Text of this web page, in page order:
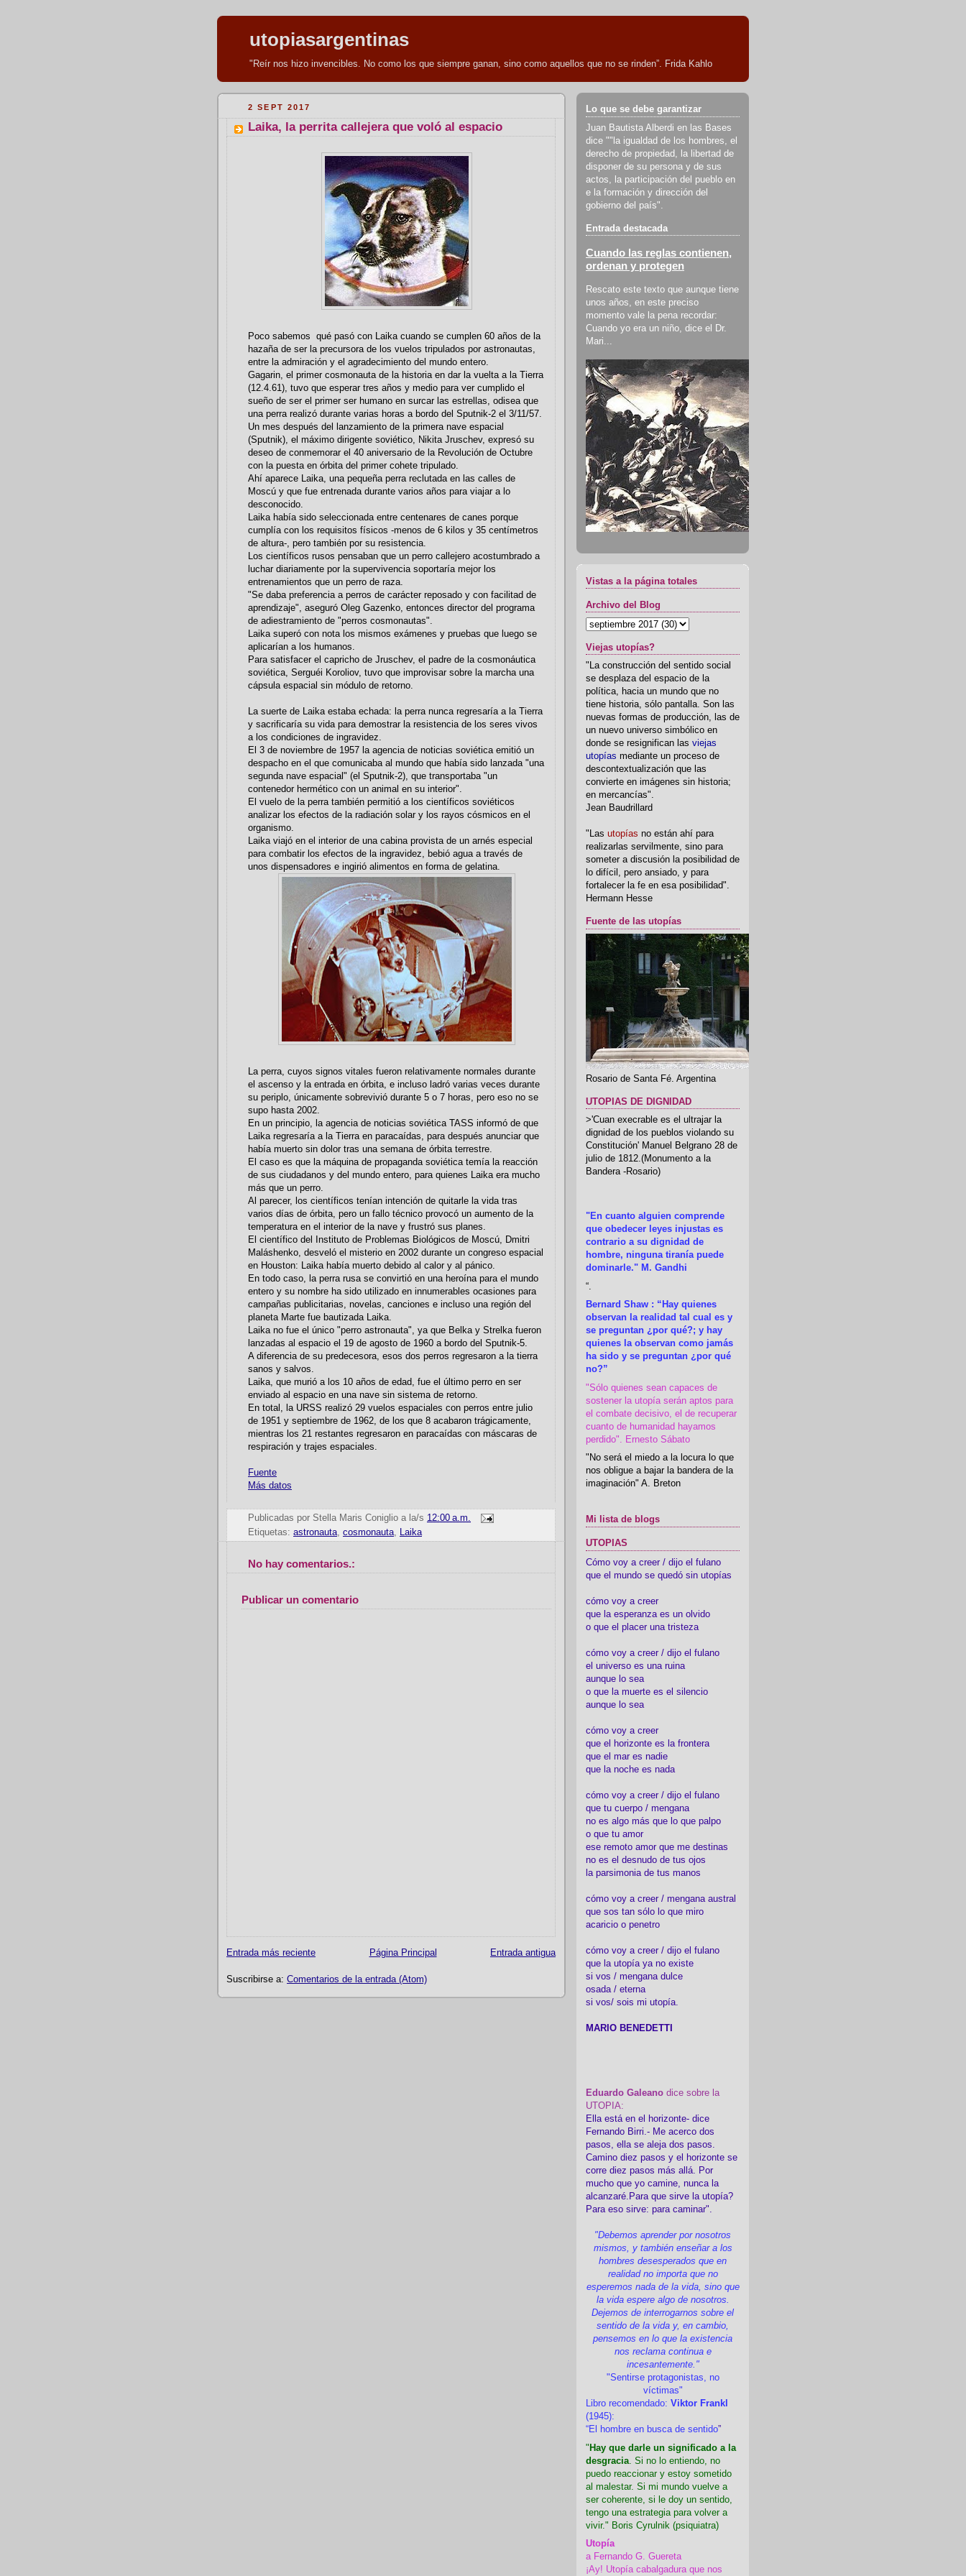
utopiasargentinas
"Reír nos hizo invencibles. No como los que siempre ganan, sino como aquellos que no se rinden”. Frida Kahlo
2 SEPT 2017
Laika, la perrita callejera que voló al espacio
Poco sabemos qué pasó con Laika cuando se cumplen 60 años de la
hazaña de ser la precursora de los vuelos tripulados por astronautas,
entre la admiración y el agradecimiento del mundo entero.
Gagarin, el primer cosmonauta de la historia en dar la vuelta a la Tierra
(12.4.61), tuvo que esperar tres años y medio para ver cumplido el
sueño de ser el primer ser humano en surcar las estrellas, odisea que
una perra realizó durante varias horas a bordo del Sputnik-2 el 3/11/57.
Un mes después del lanzamiento de la primera nave espacial
(Sputnik), el máximo dirigente soviético, Nikita Jruschev, expresó su
deseo de conmemorar el 40 aniversario de la Revolución de Octubre
con la puesta en órbita del primer cohete tripulado.
Ahí aparece Laika, una pequeña perra reclutada en las calles de
Moscú y que fue entrenada durante varios años para viajar a lo
desconocido.
Laika había sido seleccionada entre centenares de canes porque
cumplía con los requisitos físicos -menos de 6 kilos y 35 centímetros
de altura-, pero también por su resistencia.
Los científicos rusos pensaban que un perro callejero acostumbrado a
luchar diariamente por la supervivencia soportaría mejor los
entrenamientos que un perro de raza.
"Se daba preferencia a perros de carácter reposado y con facilitad de
aprendizaje", aseguró Oleg Gazenko, entonces director del programa
de adiestramiento de "perros cosmonautas".
Laika superó con nota los mismos exámenes y pruebas que luego se
aplicarían a los humanos.
Para satisfacer el capricho de Jruschev, el padre de la cosmonáutica
soviética, Serguéi Koroliov, tuvo que improvisar sobre la marcha una
cápsula espacial sin módulo de retorno.
La suerte de Laika estaba echada: la perra nunca regresaría a la Tierra
y sacrificaría su vida para demostrar la resistencia de los seres vivos
a los condiciones de ingravidez.
El 3 de noviembre de 1957 la agencia de noticias soviética emitió un
despacho en el que comunicaba al mundo que había sido lanzada "una
segunda nave espacial" (el Sputnik-2), que transportaba "un
contenedor hermético con un animal en su interior".
El vuelo de la perra también permitió a los científicos soviéticos
analizar los efectos de la radiación solar y los rayos cósmicos en el
organismo.
Laika viajó en el interior de una cabina provista de un arnés especial
para combatir los efectos de la ingravidez, bebió agua a través de
unos dispensadores e ingirió alimentos en forma de gelatina.
La perra, cuyos signos vitales fueron relativamente normales durante
el ascenso y la entrada en órbita, e incluso ladró varias veces durante
su periplo, únicamente sobrevivió durante 5 o 7 horas, pero eso no se
supo hasta 2002.
En un principio, la agencia de noticias soviética TASS informó de que
Laika regresaría a la Tierra en paracaídas, para después anunciar que
había muerto sin dolor tras una semana de órbita terrestre.
El caso es que la máquina de propaganda soviética temía la reacción
de sus ciudadanos y del mundo entero, para quienes Laika era mucho
más que un perro.
Al parecer, los científicos tenían intención de quitarle la vida tras
varios días de órbita, pero un fallo técnico provocó un aumento de la
temperatura en el interior de la nave y frustró sus planes.
El científico del Instituto de Problemas Biológicos de Moscú, Dmitri
Maláshenko, desveló el misterio en 2002 durante un congreso espacial
en Houston: Laika había muerto debido al calor y al pánico.
En todo caso, la perra rusa se convirtió en una heroína para el mundo
entero y su nombre ha sido utilizado en innumerables ocasiones para
campañas publicitarias, novelas, canciones e incluso una región del
planeta Marte fue bautizada Laika.
Laika no fue el único "perro astronauta", ya que Belka y Strelka fueron
lanzadas al espacio el 19 de agosto de 1960 a bordo del Sputnik-5.
A diferencia de su predecesora, esos dos perros regresaron a la tierra
sanos y salvos.
Laika, que murió a los 10 años de edad, fue el último perro en ser
enviado al espacio en una nave sin sistema de retorno.
En total, la URSS realizó 29 vuelos espaciales con perros entre julio
de 1951 y septiembre de 1962, de los que 8 acabaron trágicamente,
mientras los 21 restantes regresaron en paracaídas con máscaras de
respiración y trajes espaciales.
Fuente
Más datos
Publicadas por Stella Maris Coniglio a la/s 12:00 a.m.
Etiquetas: astronauta, cosmonauta, Laika
No hay comentarios.:
Publicar un comentario
Entrada más reciente Entrada antigua
Página Principal
Suscribirse a: Comentarios de la entrada (Atom)
Lo que se debe garantizar
Juan Bautista Alberdi en las Bases
dice ""la igualdad de los hombres, el
derecho de propiedad, la libertad de
disponer de su persona y de sus
actos, la participación del pueblo en
e la formación y dirección del
gobierno del país".
Entrada destacada
Cuando las reglas contienen,
ordenan y protegen
Rescato este texto que aunque tiene
unos años, en este preciso
momento vale la pena recordar:
Cuando yo era un niño, dice el Dr.
Mari...
Vistas a la página totales
Archivo del Blog
Viejas utopías?
"La construcción del sentido social
se desplaza del espacio de la
política, hacia un mundo que no
tiene historia, sólo pantalla. Son las
nuevas formas de producción, las de
un nuevo universo simbólico en
donde se resignifican las viejas
utopías mediante un proceso de
descontextualización que las
convierte en imágenes sin historia;
en mercancías".
Jean Baudrillard
"Las utopías no están ahí para
realizarlas servilmente, sino para
someter a discusión la posibilidad de
lo difícil, pero ansiado, y para
fortalecer la fe en esa posibilidad".
Hermann Hesse
Fuente de las utopías
Rosario de Santa Fé. Argentina
UTOPIAS DE DIGNIDAD
>'Cuan execrable es el ultrajar la
dignidad de los pueblos violando su
Constitución' Manuel Belgrano 28 de
julio de 1812.(Monumento a la
Bandera -Rosario)
"En cuanto alguien comprende
que obedecer leyes injustas es
contrario a su dignidad de
hombre, ninguna tiranía puede
dominarle." M. Gandhi
“
Bernard Shaw : “Hay quienes
observan la realidad tal cual es y
se preguntan ¿por qué?; y hay
quienes la observan como jamás
ha sido y se preguntan ¿por qué
no?”
"Sólo quienes sean capaces de
sostener la utopía serán aptos para
el combate decisivo, el de recuperar
cuanto de humanidad hayamos
perdido". Ernesto Sábato
"No será el miedo a la locura lo que
nos obligue a bajar la bandera de la
imaginación" A. Breton
Mi lista de blogs
UTOPIAS
Cómo voy a creer / dijo el fulano
que el mundo se quedó sin utopías
cómo voy a creer
que la esperanza es un olvido
o que el placer una tristeza
cómo voy a creer / dijo el fulano
el universo es una ruina
aunque lo sea
o que la muerte es el silencio
aunque lo sea
cómo voy a creer
que el horizonte es la frontera
que el mar es nadie
que la noche es nada
cómo voy a creer / dijo el fulano
que tu cuerpo / mengana
no es algo más que lo que palpo
o que tu amor
ese remoto amor que me destinas
no es el desnudo de tus ojos
la parsimonia de tus manos
cómo voy a creer / mengana austral
que sos tan sólo lo que miro
acaricio o penetro
cómo voy a creer / dijo el fulano
que la utopía ya no existe
si vos / mengana dulce
osada / eterna
si vos/ sois mi utopía.
MARIO BENEDETTI
Eduardo Galeano dice sobre la
UTOPIA:
Ella está en el horizonte- dice
Fernando Birri.- Me acerco dos
pasos, ella se aleja dos pasos.
Camino diez pasos y el horizonte se
corre diez pasos más allá. Por
mucho que yo camine, nunca la
alcanzaré.Para que sirve la utopía?
Para eso sirve: para caminar".
"Debemos aprender por nosotros
mismos, y también enseñar a los
hombres desesperados que en
realidad no importa que no
esperemos nada de la vida, sino que
la vida espere algo de nosotros.
Dejemos de interrogarnos sobre el
sentido de la vida y, en cambio,
pensemos en lo que la existencia
nos reclama continua e
incesantemente."
"Sentirse protagonistas, no
víctimas"
Libro recomendado: Viktor Frankl
(1945):
“El hombre en busca de sentido”
" Hay que darle un significado a la
desgracia. Si no lo entiendo, no
puedo reaccionar y estoy sometido
al malestar. Si mi mundo vuelve a
ser coherente, si le doy un sentido,
tengo una estrategia para volver a
vivir." Boris Cyrulnik (psiquiatra)
Utopía
a Fernando G. Guereta
¡Ay! Utopía cabalgadura que nos